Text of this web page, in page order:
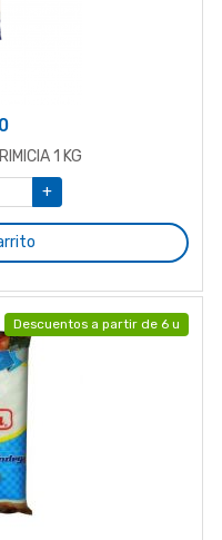
1 KG
+
Descuentos a partir de 6 u